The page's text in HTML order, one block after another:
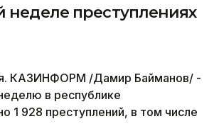
преступлениях
КАЗИНФОРМ /Дамир Байманов/ -
в республике
1 928 преступлений, в том числе